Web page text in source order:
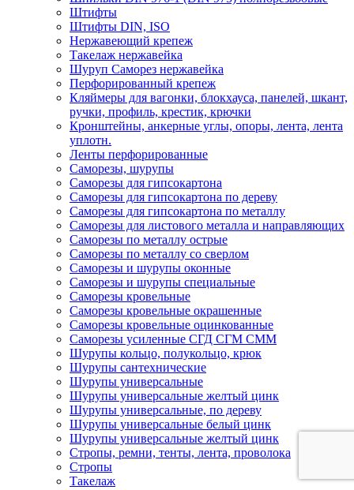
Штифты
Штифты DIN, ISO
Нержавеющий крепеж
Такелаж нержавейка
Шуруп Саморез нержавейка
Перфорированный крепеж
Кляймеры для вагонки, блокхауса, панелей, шкант,
ручки, профиль, крестик, крючки
Кронштейны, анкерные углы, опоры, лента, лента
уплотн.
Ленты перфорированные
Саморезы, шурупы
Саморезы для гипсокартона
Саморезы для гипсокартона по дереву
Саморезы для гипсокартона по металлу
Саморезы для листового металла и направляющих
Саморезы по металлу острые
Саморезы по металлу со сверлом
Саморезы и шурупы оконные
Саморезы и шурупы специальные
Саморезы кровельные
Саморезы кровельные окрашенные
Саморезы кровельные оцинкованные
Саморезы усиленные СГД СГМ СММ
Шурупы кольцо, полукольцо, крюк
Шурупы сантехнические
Шурупы универсальные
Шурупы универсальные желтый цинк
Шурупы универсальные, по дереву
Шурупы универсальные белый цинк
Шурупы универсальные желтый цинк
Стропы, ремни, тенты, лента, проволока
Стропы
Такелаж